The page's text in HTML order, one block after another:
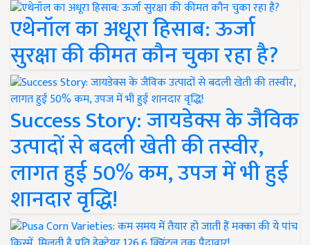
एथेनॉल का अधूरा हिसाब: ऊर्जा
सुरक्षा की कीमत कौन चुका रहा है?
Success Story: जायडेक्स के जैविक
उत्पादों से बदली खेती की तस्वीर,
लागत हुई 50% कम, उपज में भी हुई
शानदार वृद्धि!